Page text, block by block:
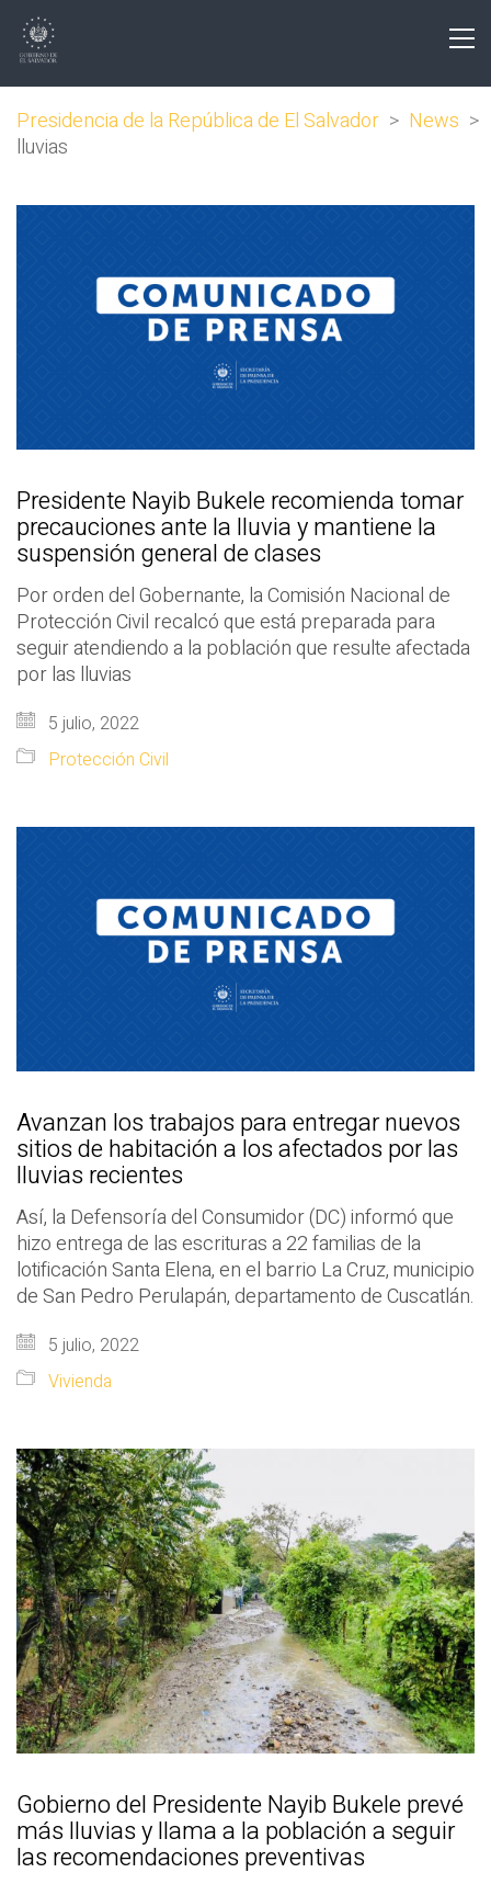
Presidencia de la República de El Salvador > News >
lluvias
Presidente Nayib Bukele recomienda tomar
precauciones ante la lluvia y mantiene la
suspensión general de clases
Por orden del Gobernante, la Comisión Nacional de
Protección Civil recalcó que está preparada para
seguir atendiendo a la población que resulte afectada
por las lluvias
5 julio, 2022
Protección Civil
Avanzan los trabajos para entregar nuevos
sitios de habitación a los afectados por las
lluvias recientes
Así, la Defensoría del Consumidor (DC) informó que
hizo entrega de las escrituras a 22 familias de la
lotificación Santa Elena, en el barrio La Cruz, municipio
de San Pedro Perulapán, departamento de Cuscatlán.
5 julio, 2022
Vivienda
Gobierno del Presidente Nayib Bukele prevé
más lluvias y llama a la población a seguir
las recomendaciones preventivas